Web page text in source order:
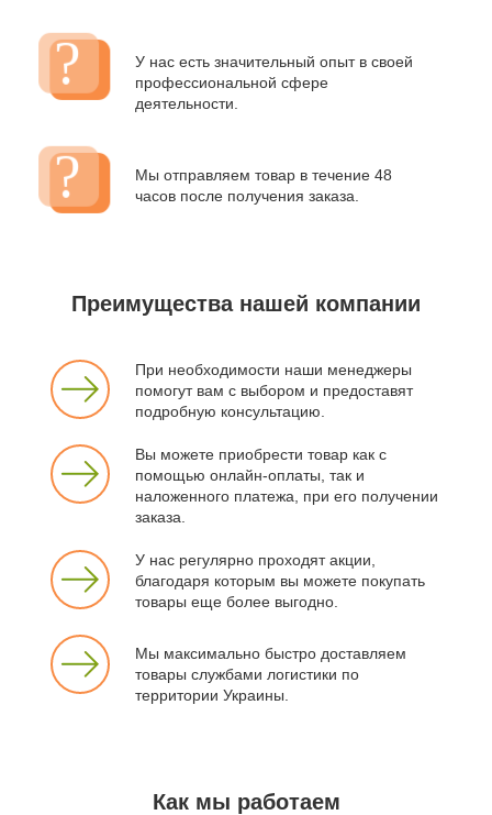
У нас есть значительный опыт в своей
профессиональной сфере
деятельности.
Мы отправляем товар в течение 48
часов после получения заказа.
Преимущества нашей компании
При необходимости наши менеджеры
помогут вам с выбором и предоставят
подробную консультацию.
Вы можете приобрести товар как с
помощью онлайн-оплаты, так и
наложенного платежа, при его получении
заказа.
У нас регулярно проходят акции,
благодаря которым вы можете покупать
товары еще более выгодно.
Мы максимально быстро доставляем
товары службами логистики по
территории Украины.
Как мы работаем